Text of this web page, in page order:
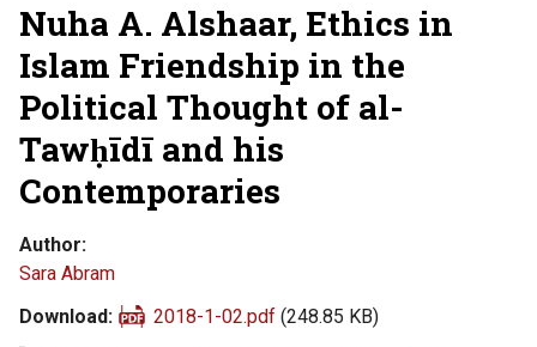
Nuha A. Alshaar, Ethics in
Islam Friendship in the
Political Thought of al-
Tawḥīdī and his
Contemporaries
Author
Sara Abram
Download
2018-1-02.pdf (248.85 KB)